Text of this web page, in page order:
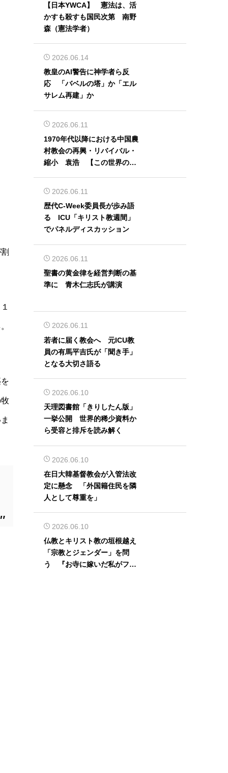
【日本YWCA】 憲法は、活
かすも殺すも国民次第 南野
森（憲法学者）
2026.06.14
教皇のAI警告に神学者ら反
応 「バベルの塔」か「エル
サレム再建」か
2026.06.11
1970年代以降における中国農
村教会の再興・リバイバル・
縮小 袁浩 【この世界の片
2026.06.11
歴代C-Week委員長が歩み語
る ICU「キリスト教週間」
でパネルディスカッション
2026.06.11
聖書の黄金律を経営判断の基
準に 青木仁志氏が講演
2026.06.11
若者に届く教会へ 元ICU教
員の有馬平吉氏が「聞き手」
となる大切さ語る
2026.06.10
天理図書館「きりしたん版」
一挙公開 世界的稀少資料か
ら受容と排斥を読み解く
2026.06.10
在日大韓基督教会が入管法改
定に懸念 「外国籍住民を隣
人として尊重を」
2026.06.10
仏教とキリスト教の垣根越え
「宗教とジェンダー」を問
う 『お寺に嫁いだ私がフェ